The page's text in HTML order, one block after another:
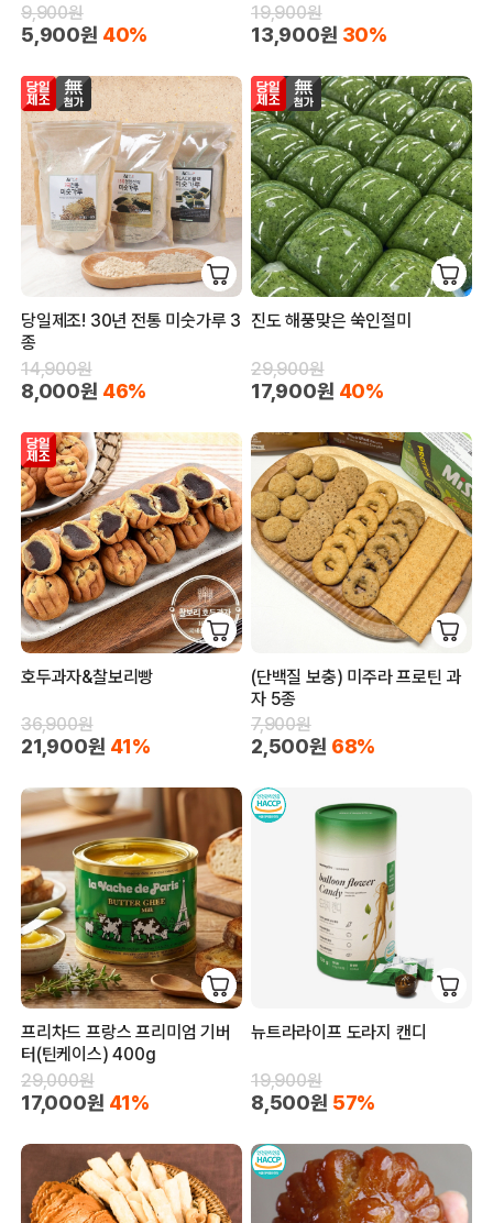
9,900원
5,900원 40%
19,900원
13,900원 30%
당일제조! 30년 전통 미숫가루 3
종
14,900원
8,000원 46%
진도 해풍맞은 쑥인절미
29,900원
17,900원 40%
호두과자&찰보리빵
36,900원
21,900원 41%
(단백질 보충) 미주라 프로틴 과
자 5종
7,900원
2,500원 68%
프리차드 프랑스 프리미엄 기버
터(틴케이스) 400g
29,000원
17,000원 41%
뉴트라라이프 도라지 캔디
19,900원
8,500원 57%